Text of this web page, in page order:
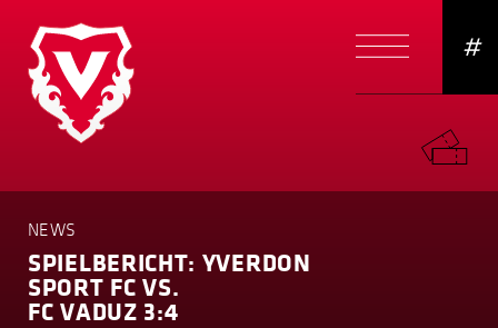
#
NEWS
SPIELBERICHT: YVERDON
SPORT FC VS.
FC VADUZ 3:4